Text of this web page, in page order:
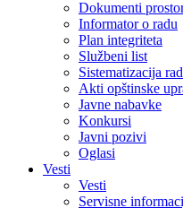
Dokumenti
Informator o radu
Plan integriteta
Službeni list
Sistematizacija
Akti opštinske
Javne nabavke
Konkursi
Javni pozivi
Oglasi
Vesti
Vesti
Servisne